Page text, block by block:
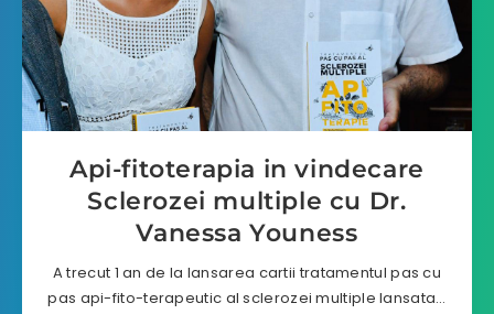
Api-fitoterapia in vindecare
Sclerozei multiple cu Dr.
Vanessa Youness
A trecut 1 an de la lansarea cartii tratamentul pas cu
pas api-fito-terapeutic al sclerozei multiple lansata…